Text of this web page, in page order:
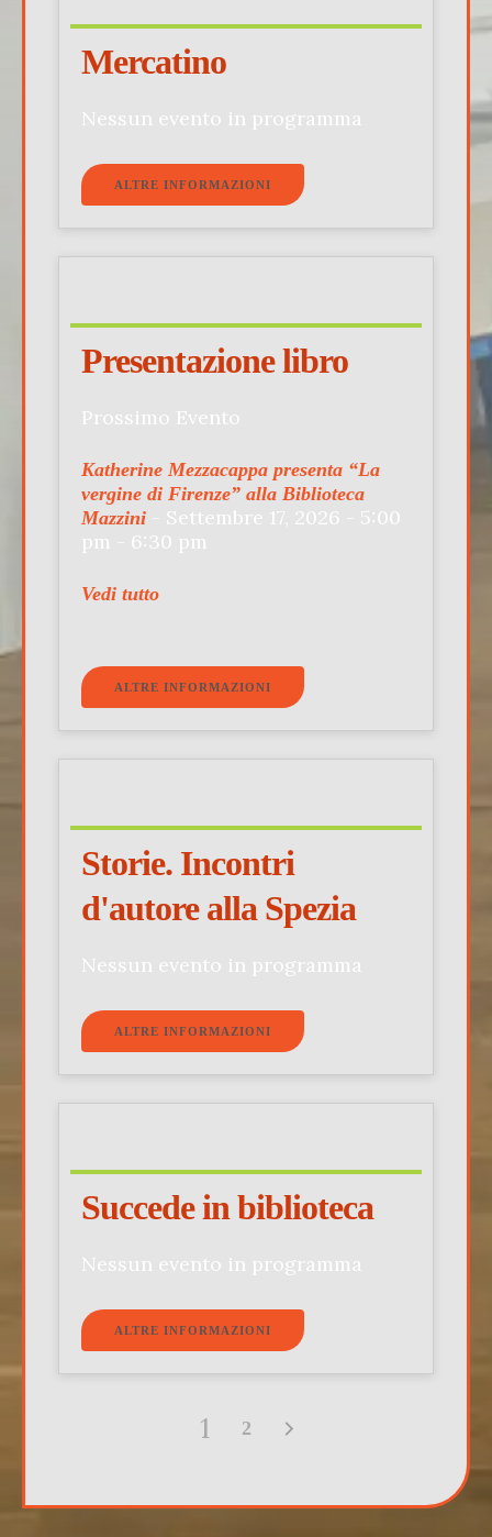
Mercatino
Nessun evento in programma
ALTRE INFORMAZIONI
Presentazione libro
Prossimo Evento
Katherine Mezzacappa presenta “La
vergine di Firenze” alla Biblioteca
Mazzini - Settembre 17, 2026 - 5:00
pm - 6:30 pm
Vedi tutto
ALTRE INFORMAZIONI
Storie. Incontri
d'autore alla Spezia
Nessun evento in programma
ALTRE INFORMAZIONI
Succede in biblioteca
Nessun evento in programma
ALTRE INFORMAZIONI
1 2